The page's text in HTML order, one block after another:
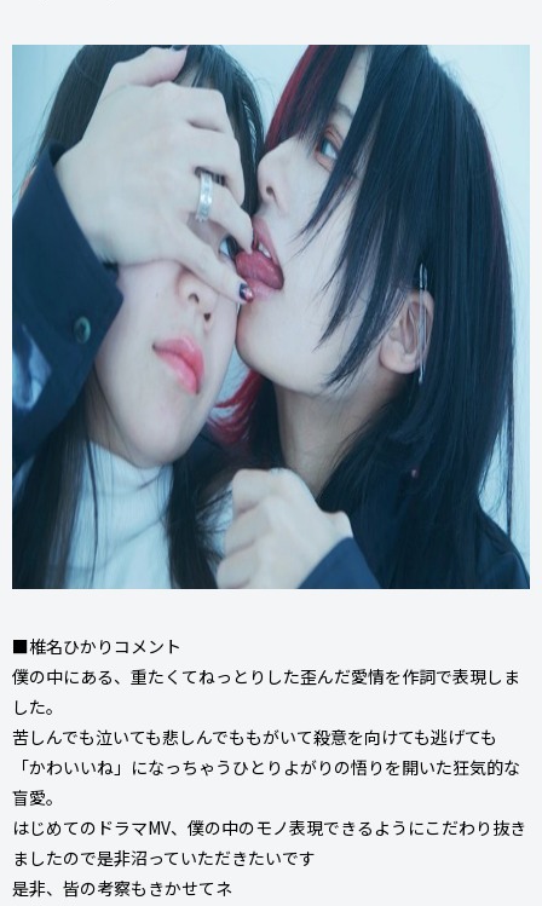
■椎名ひかりコメント
僕の中にある、重たくてねっとりした歪んだ愛情を作詞で表現しま
した。
苦しんでも泣いても悲しんでももがいて殺意を向けても逃げても
「かわいいね」になっちゃうひとりよがりの悟りを開いた狂気的な
盲愛。
はじめてのドラマMV、僕の中のモノ表現できるようにこだわり抜き
ましたので是非沼っていただきたいです
是非、皆の考察もきかせてネ